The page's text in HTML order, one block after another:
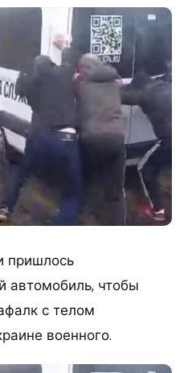
пришлось
автомобиль, чтобы
с телом
военного.